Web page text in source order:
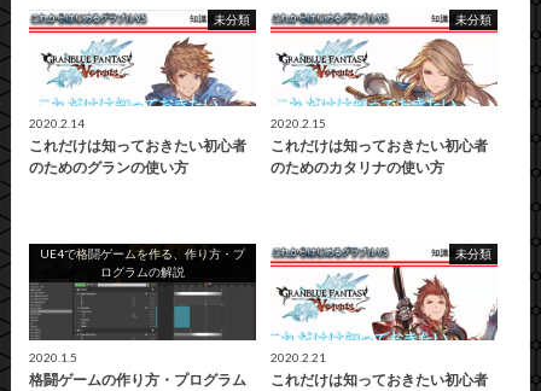
未分類
2020.2.14
これだけは知っておきたい初心者
のためのグランの使い方
未分類
2020.2.15
これだけは知っておきたい初心者
のためのカタリナの使い方
UE4で格闘ゲームを作る、作り方・プ
ログラムの解説
2020.1.5
格闘ゲームの作り方・プログラム
未分類
2020.2.21
これだけは知っておきたい初心者